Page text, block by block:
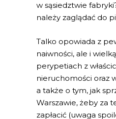
w sąsiedztwie
należy zaglądać do
Talko opowiada z
naiwności, ale i
perypetiach z
nieruchomości oraz
a także o tym, jak
Warszawie, żeby za
zapłacić (uwaga